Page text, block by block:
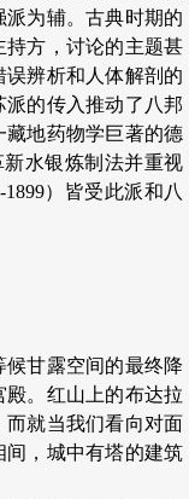
为辅。古典时期的
持方，讨论的主题甚
辨析和人体解剖的
的传入推动了八邦
藏地药物学巨著的德
新水银炼制法并重视
）皆受此派和八
甘露空间的最终降
。红山上的布达拉
就当我们看向对面
间，城中有塔的建筑